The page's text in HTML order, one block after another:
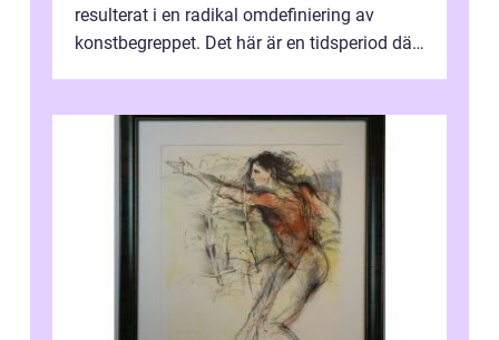
resulterat i en radikal omdefiniering av
konstbegreppet. Det här är en tidsperiod där